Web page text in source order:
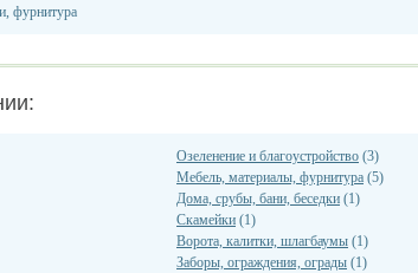
фурнитура
Озеленение и благоустройство (3)
Мебель, материалы, фурнитура (5)
Дома, срубы, бани, беседки (1)
Скамейки (1)
Ворота, калитки, шлагбаумы (1)
Заборы, ограждения, ограды (1)